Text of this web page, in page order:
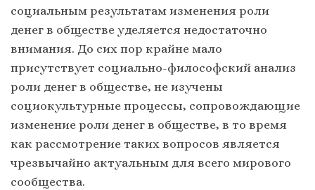
социальным результатам изменения роли
денег в обществе уделяется недостаточно
внимания. До сих пор крайне мало
присутствует социально-философский анализ
роли денег в обществе, не изучены
социокультурные процессы, сопровождающие
изменение роли денег в обществе, в то время
как рассмотрение таких вопросов является
чрезвычайно актуальным для всего мирового
сообщества.